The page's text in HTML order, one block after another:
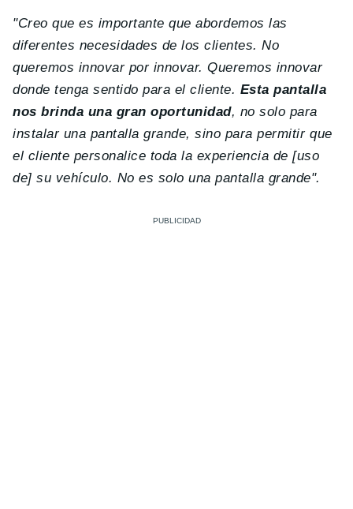
"Creo que es importante que abordemos las
diferentes necesidades de los clientes. No
queremos innovar por innovar. Queremos innovar
donde tenga sentido para el cliente. Esta pantalla
nos brinda una gran oportunidad, no solo para
instalar una pantalla grande, sino para permitir que
el cliente personalice toda la experiencia de [uso
de] su vehículo. No es solo una pantalla grande".